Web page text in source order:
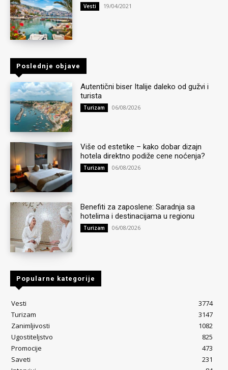
Vesti 19/04/2021
Poslednje objave
Autentični biser Italije daleko od gužvi i
turista
Turizam 06/08/2026
Više od estetike – kako dobar dizajn
hotela direktno podiže cene noćenja?
Turizam 06/08/2026
Benefiti za zaposlene: Saradnja sa
hotelima i destinacijama u regionu
Turizam 06/08/2026
Popularne kategorije
Vesti
3774
Turizam
3147
Zanimljivosti
1082
Ugostiteljstvo
825
Promocije
473
Saveti
231